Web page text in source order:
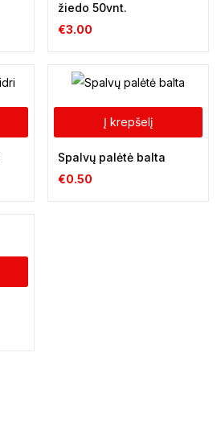
žiedo 50vnt.
€3.00
Į krepšelį
Spalvų palėtė balta
€0.50